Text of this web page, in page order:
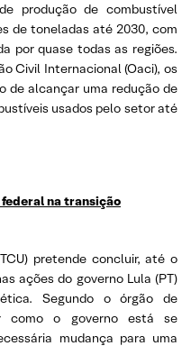
produção de combustível
de toneladas até 2030, com
por quase todas as regiões.
Civil Internacional (Oaci), os
de alcançar uma redução de
usados pelo setor até
na transição
pretende concluir, até o
ações do governo Lula (PT)
Segundo o órgão de
como o governo está se
mudança para uma